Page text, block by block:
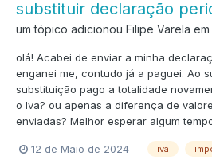
substituir declaração
um tópico adicionou Filipe Varela em
olá! Acabei de enviar a minha
enganei me, contudo já a paguei. Ao
substituição pago a totalidade
o Iva? ou apenas a diferença de
enviadas? Melhor esperar algum
12 de Maio de 2024 iva